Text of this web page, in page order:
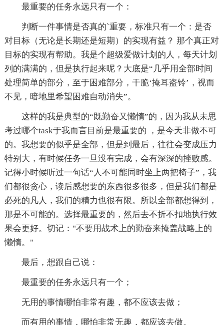
最重要的任务永远只有一个：
判断一件事情是否真的`重要，标准只有一个：是否
对目标（无论是长期还是短期）的实现有益？ 那个真正对
目标的实现有帮助。我是个超级爱做计划的人，每天计划
列的满满的，但是执行起来呢？大底是“几乎用全部时间
处理简单的部分，至于困难部分，干脆‘掩耳盗铃’，视而
不见，暗地里希望困难自动消失”。
这样的我是典型的“既勤奋又懒惰”的，因为我从未思
考过哪个task于我而言目前是最重要的 ，是今天非做不可
的。我想要的似乎是全部，但是到最后，往往会变成压力
特别大，有时候任务一旦没有完成，会有深深的挫败感。
记得小时候听过一句话“人不可能同时坐上两把椅子”，我
们都很贪心，读后感想要的东西很多很多，但是我们都是
必死的凡人，我们的精力也很有限。所以全部都想得到，
那是不可能的。选择最重要的，然后去不折不扣地执行效
果会更好。切记："不要用战术上的勤奋来掩盖战略上的
懒惰。"
最后，想跟自己说：
最重要的任务永远只有一个；
无用的事情哪怕非常有趣，都不应该去做；
而有用的事情，哪怕非常无趣，都应该去做。